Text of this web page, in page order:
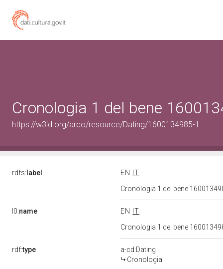
Cronologia 1 del bene
https://w3id.org/arco/resource/Dating/1600134985-1
rdfs: label EN
IT
Cronologia 1 del bene
l0:name EN
IT
Cronologia 1 del bene
rdf:type
a-cd:Dating
Cronologia